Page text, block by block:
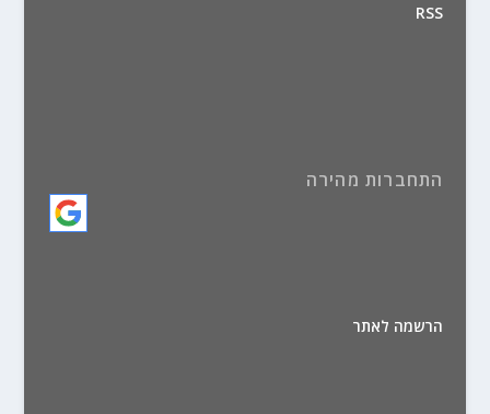
RSS
התחברות מהירה
הרשמה לאתר